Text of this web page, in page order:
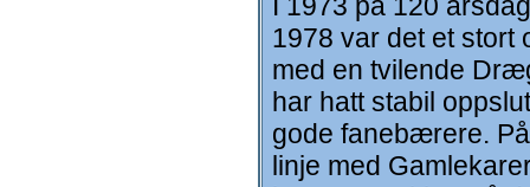
1978 var det et stort
med en tvilende
har hatt stabil
gode fanebærere.
linje med